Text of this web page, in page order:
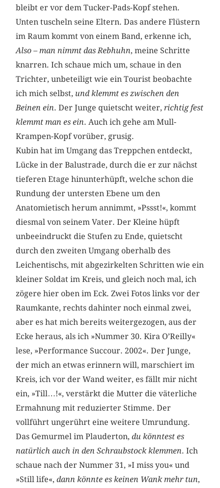
bleibt er vor dem Tucker-Pads-Kopf stehen.
Unten tuscheln seine Eltern. Das andere Flüstern
im Raum kommt von einem Band, erkenne ich,
Also – man nimmt das Rebhuhn, meine Schritte
knarren. Ich schaue mich um, schaue in den
Trichter, unbeteiligt wie ein Tourist beobachte
ich mich selbst, und klemmt es zwischen den
Beinen ein. Der Junge quietscht weiter,richtig fest
klemmt man es ein. Auch ich gehe am Mull-
Krampen-Kopf vorüber, grusig.
Kubin hat im Umgang das Treppchen entdeckt,
Lücke in der Balustrade, durch die er zur nächst
tieferen Etage hinunterhüpft, welche schon die
Rundung der untersten Ebene um den
Anatomietisch herum annimmt, »Pssst!«, kommt
diesmal von seinem Vater. Der Kleine hüpft
unbeeindruckt die Stufen zu Ende, quietscht
durch den zweiten Umgang oberhalb des
Leichentischs, mit abgezirkelten Schritten wie ein
kleiner Soldat im Kreis, und gleich noch mal, ich
zögere hier oben im Eck. Zwei Fotos links vor der
Raumkante, rechts dahinter noch einmal zwei,
aber es hat mich bereits weitergezogen, aus der
Ecke heraus, als ich »Nummer 30. Kira O’Reilly«
lese, »Performance Succour. 2002«. Der Junge,
der mich an etwas erinnern will, marschiert im
Kreis, ich vor der Wand weiter, es fällt mir nicht
ein, »Till…!«, verstärkt die Mutter die väterliche
Ermahnung mit reduzierter Stimme. Der
vollführt ungerührt eine weitere Umrundung.
Das Gemurmel im Plauderton,du könntest es
natürlich auch in den Schraubstock klemmen. Ich
schaue nach der Nummer 31, »I miss you« und
»Still life«,dann könnte es keinen Wank mehr tun,